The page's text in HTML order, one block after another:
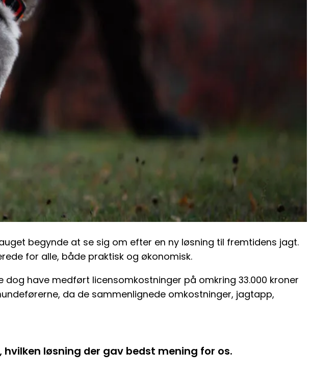
begynde at se sig om efter en ny løsning til fremtidens jagt.
for alle, både praktisk og økonomisk.
have medført licensomkostninger på omkring 33.000 kroner
da de sammenlignede omkostninger, jagtapp,
løsning der gav bedst mening for os.